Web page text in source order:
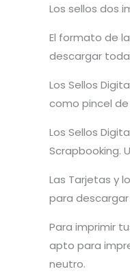
Los sellos dos
El formato de
descargar
Los Sellos
como pincel
Los Sellos
Scrapbooking.
Las Tarjetas y
para
Para imprimir
apto para
neutro.